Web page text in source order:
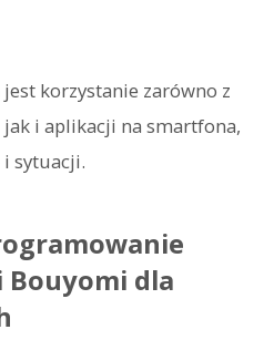
korzystanie zarówno z
i aplikacji na smartfona,
sytuacji.
Bouyomi dla